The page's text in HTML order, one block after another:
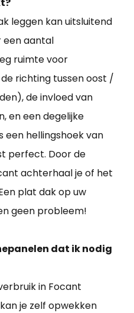
leggen kan uitsluitend
een aantal
ruimte voor
richting tussen oost /
de invloed van
en een degelijke
een hellingshoek van
perfect. Door de
achterhaal je of het
plat dak op uw
geen probleem!
dat ik nodig
in Focant
je zelf opwekken